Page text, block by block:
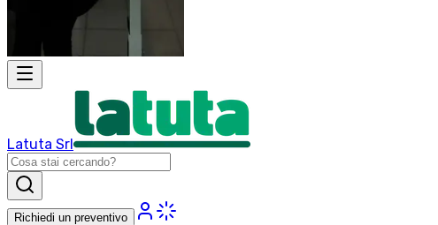
Latuta Srl
Richiedi un preventivo